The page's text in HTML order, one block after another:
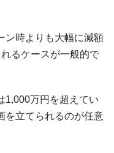
ン時よりも大幅に減額
るケースが一般的で
1,000万円を超えてい
を立てられるのが任意